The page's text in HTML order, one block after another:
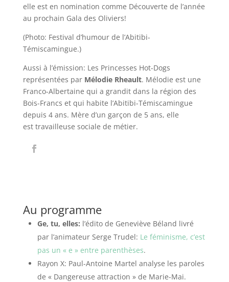
elle est en nomination comme Découverte de l’année
au prochain Gala des Oliviers!
(Photo: Festival d’humour de l’Abitibi-
Témiscamingue.)
Aussi à l’émission: Les Princesses Hot-Dogs
représentées par Mélodie Rheault. Mélodie est une
Franco-Albertaine qui a grandit dans la région des
Bois-Francs et qui habite l’Abitibi-Témiscamingue
depuis 4 ans. Mère d’un garçon de 5 ans, elle
est travailleuse sociale de métier.
Au programme
Ge, tu, elles: l’édito de Geneviève Béland livré
par l’animateur Serge Trudel: Le féminisme, c’est
pas un « e » entre parenthèses.
Rayon X: Paul-Antoine Martel analyse les paroles
de « Dangereuse attraction » de Marie-Mai.